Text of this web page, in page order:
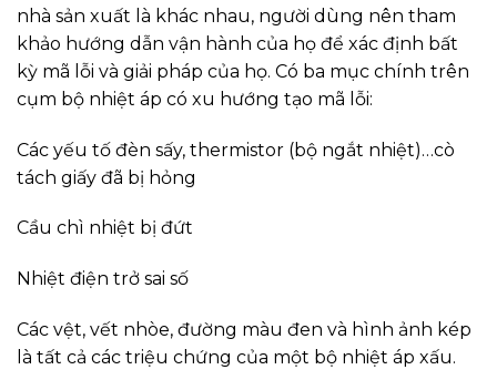
nhà sản xuất là khác nhau, người dùng nên tham
khảo hướng dẫn vận hành của họ để xác định bất
kỳ mã lỗi và giải pháp của họ. Có ba mục chính trên
cụm bộ nhiệt áp có xu hướng tạo mã lỗi:
Các yếu tố đèn sấy, thermistor (bộ ngắt nhiệt)…cò
tách giấy đã bị hỏng
Cầu chì nhiệt bị đứt
Nhiệt điện trở sai số
Các vệt, vết nhòe, đường màu đen và hình ảnh kép
là tất cả các triệu chứng của một bộ nhiệt áp xấu.